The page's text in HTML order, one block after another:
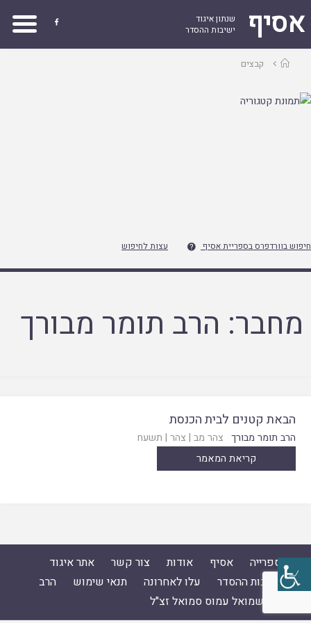
אסיף
שנתון איגוד
ישיבות ההסדר

עמודקבצים
חיפוש בוורדפרס בספריית אסיף  עצות לחיפוש
מחבר: הרב תומר מבורך
הבאת קטנים לבית הכנסת
הרב תומר מבורך צהר מב | צהר | תשעח
קריאת המאמר
ספרייה אסיף אודות צור קשר
אתר איגוד
ישיבות ההסדר
עלו לאחרונה תנאי שימוש
הרב
ד"ר שמואל עמוס סמואל זצ"ל